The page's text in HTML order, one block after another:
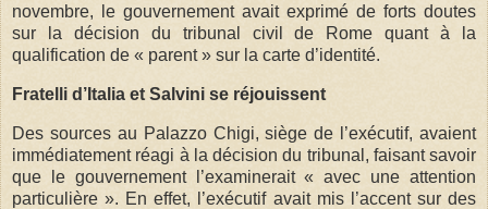
novembre, le gouvernement avait exprimé de forts doutes
sur la décision du tribunal civil de Rome quant à la
qualification de « parent » sur la carte d’identité.
Fratelli d’Italia et Salvini se réjouissent
Des sources au Palazzo Chigi, siège de l’exécutif, avaient
immédiatement réagi à la décision du tribunal, faisant savoir
que le gouvernement l’examinerait « avec une attention
particulière ». En effet, l’exécutif avait mis l’accent sur des